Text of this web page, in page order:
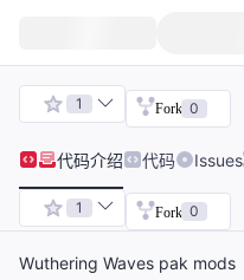
1 Fork 0
代码介绍 代码 Issues
1 Fork 0
Wuthering Waves pak mods